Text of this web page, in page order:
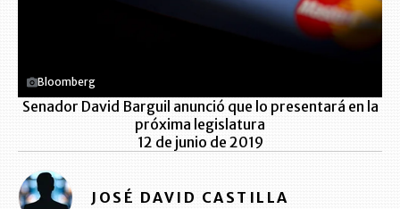
Bloomberg
Senador David Barguil anunció que lo presentará en la
próxima legislatura
12 de junio de 2019
JOSÉ DAVID CASTILLA